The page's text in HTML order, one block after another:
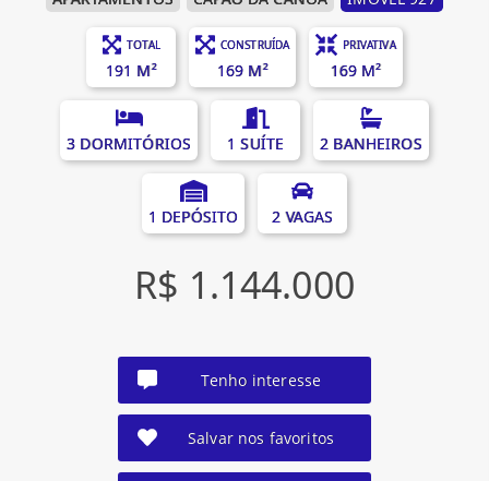
TOTAL
191 M²
CONSTRUÍDA
169 M²
PRIVATIVA
169 M²
3 DORMITÓRIOS 1 SUÍTE 2 BANHEIROS
1 DEPÓSITO 2 VAGAS
R$ 1.144.000
Tenho interesse
Salvar nos favoritos